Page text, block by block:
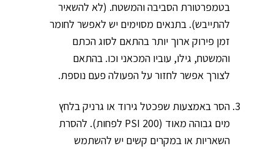
בטמפרטורת הסביבה והמשטח. (לא להשאיר
להתייבש). בתנאים מסוימים יש לאפשר לחומר
זמן פירוק ארוך יותר בהתאם לסוג הכתם
והמשטח, גילו, עוביו המכאני וכו. בהתאם
לצורך אפשר לחזור על הפעולה פעם נוספת.
הסר באמצעות שפכטל גירוד או גרניק בלחץ
מים גבוהה מאוד (PSI 200 לפחות). להסרת
השאריות או במקרים קשים יש להשתמש